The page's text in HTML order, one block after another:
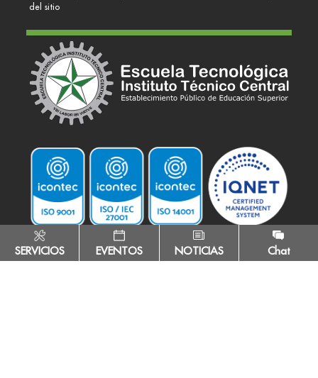
SERVICIOS EVENTOS NOTICIAS Chat
del sitio